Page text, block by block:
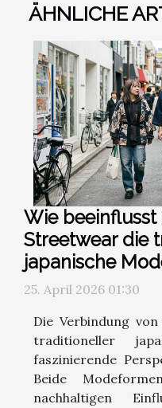
ÄHNLICHE
Wie
Streetwear die
japanische
25. April 2026 01:30
Die Verbindung
traditioneller
faszinierende
Beide
nachhaltigen